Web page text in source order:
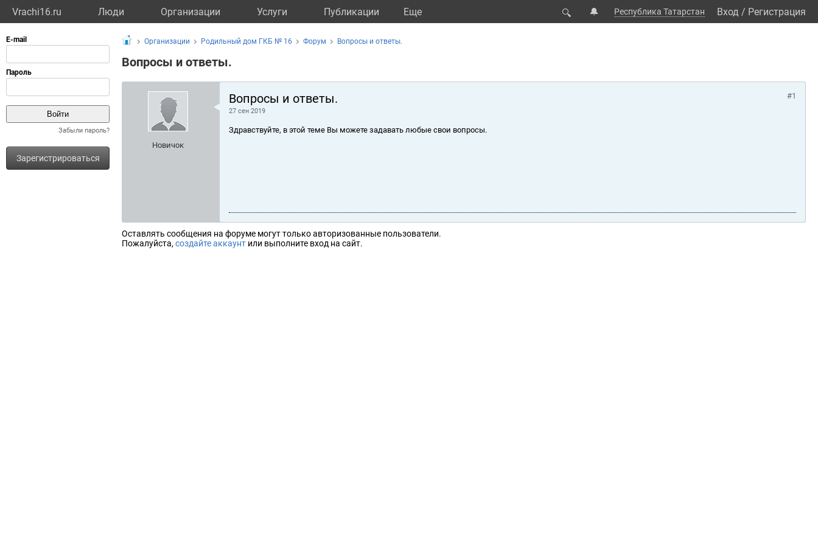
Vrachi16.ru Люди Организации Услуги Публикации Eще 🔍 🔔 Республика Татарстан Вход / Регистрация
Забыли пароль?
Зарегистрироваться
Организации Родильный дом ГКБ № 16 Форум Вопросы и ответы.
Вопросы и ответы.
Новичок
Вопросы и ответы.
27 сен 2019
#1
Здравствуйте, в этой теме Вы можете задавать любые свои вопросы.
Оставлять сообщения на форуме могут только авторизованные пользователи.
Пожалуйста, создайте аккаунт или выполните вход на сайт.